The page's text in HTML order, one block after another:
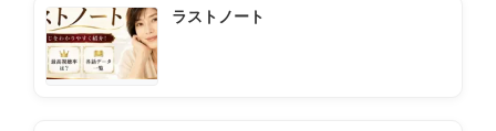
ラストノート